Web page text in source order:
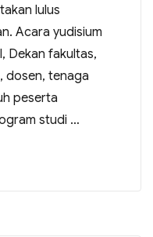
lulus
Acara yudisium
Dekan fakultas,
dosen, tenaga
peserta
studi …
Labuhanbatu